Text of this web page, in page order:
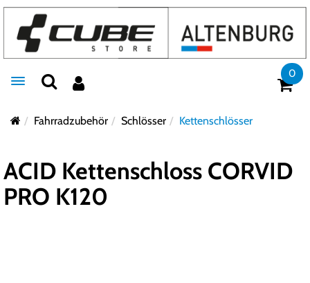
Toggle navigation
0
Fahrradzubehör Schlösser Kettenschlösser
ACID Kettenschloss CORVID
PRO K120